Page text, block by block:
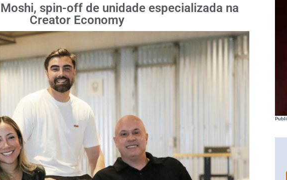
spin-off de unidade especializada na
Creator Economy